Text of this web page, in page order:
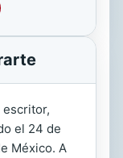
escritor,
el 24 de
México. A